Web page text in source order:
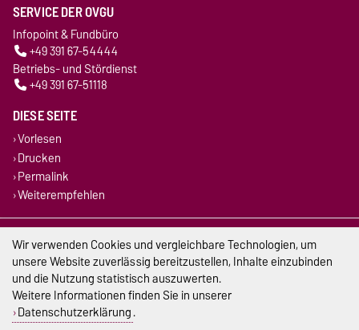
SERVICE DER OVGU
Infopoint & Fundbüro
+49 391 67-54444
Betriebs- und Stördienst
+49 391 67-51118
DIESE SEITE
Vorlesen
Drucken
Permalink
Weiterempfehlen
Impressum
Datenschutz
Barrierefreiheit
Wir verwenden Cookies und vergleichbare Technologien, um
unsere Website zuverlässig bereitzustellen, Inhalte einzubinden
und die Nutzung statistisch auszuwerten.
Weitere Informationen finden Sie in unserer
Datenschutzerklärung.